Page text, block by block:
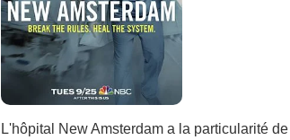
L'hôpital New Amsterdam a la particularité